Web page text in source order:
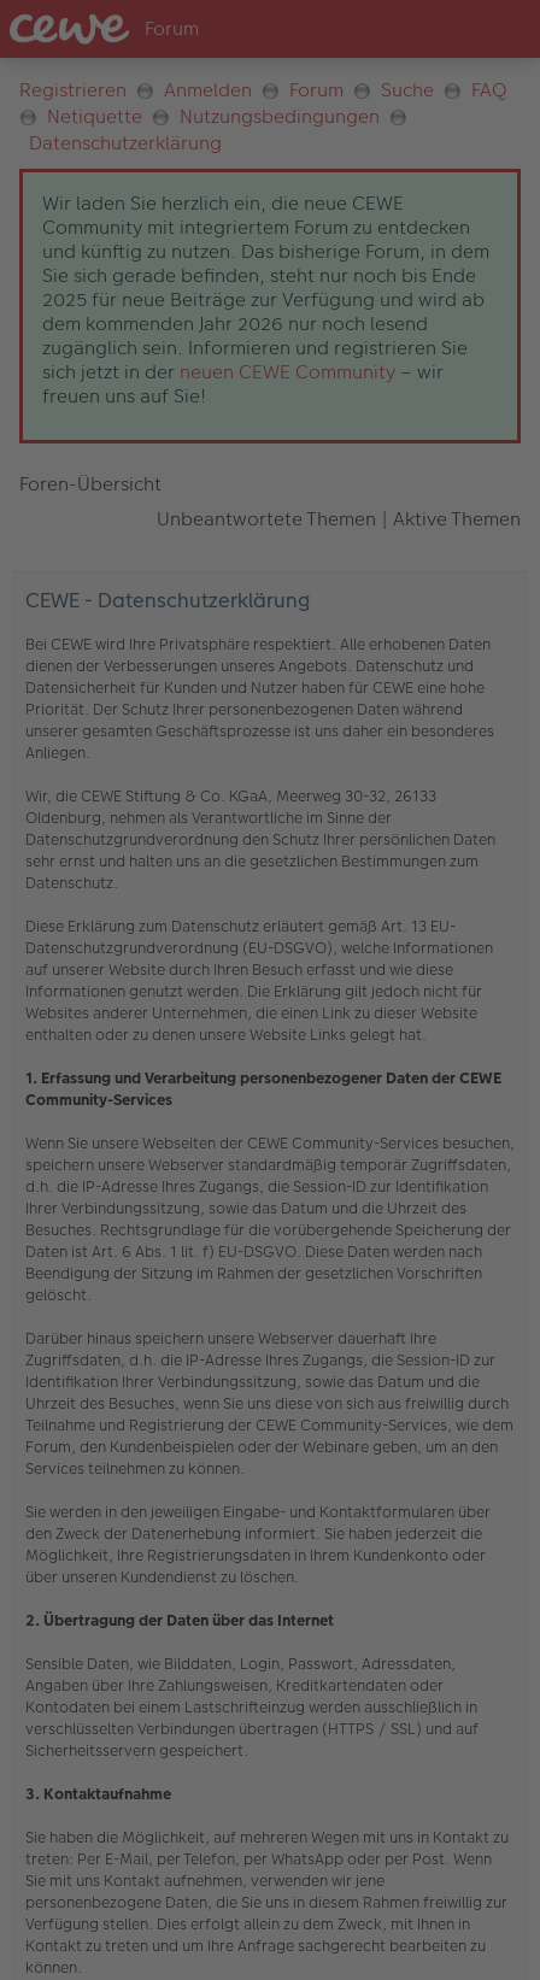
Registrieren Anmelden Forum Suche
FAQ
Netiquette
Nutzungsbedingungen
Datenschutzerklärung
Wir laden Sie herzlich ein, die neue CEWE
Community mit integriertem Forum zu entdecken
und künftig zu nutzen. Das bisherige Forum, in dem
Sie sich gerade befinden, steht nur noch bis Ende
2025 für neue Beiträge zur Verfügung und wird ab
dem kommenden Jahr 2026 nur noch lesend
zugänglich sein. Informieren und registrieren Sie
sich jetzt in der neuen CEWE Community – wir
freuen uns auf Sie!
Foren-Übersicht
Unbeantwortete Themen | Aktive Themen
CEWE - Datenschutzerklärung
Bei CEWE wird Ihre Privatsphäre respektiert. Alle erhobenen Daten
dienen der Verbesserungen unseres Angebots. Datenschutz und
Datensicherheit für Kunden und Nutzer haben für CEWE eine hohe
Priorität. Der Schutz Ihrer personenbezogenen Daten während
unserer gesamten Geschäftsprozesse ist uns daher ein besonderes
Anliegen.
Wir, die CEWE Stiftung & Co. KGaA, Meerweg 30-32, 26133
Oldenburg, nehmen als Verantwortliche im Sinne der
Datenschutzgrundverordnung den Schutz Ihrer persönlichen Daten
sehr ernst und halten uns an die gesetzlichen Bestimmungen zum
Datenschutz.
Diese Erklärung zum Datenschutz erläutert gemäß Art. 13 EU-
Datenschutzgrundverordnung (EU-DSGVO), welche Informationen
auf unserer Website durch Ihren Besuch erfasst und wie diese
Informationen genutzt werden. Die Erklärung gilt jedoch nicht für
Websites anderer Unternehmen, die einen Link zu dieser Website
enthalten oder zu denen unsere Website Links gelegt hat.
1. Erfassung und Verarbeitung personenbezogener Daten der CEWE
Community-Services
Wenn Sie unsere Webseiten der CEWE Community-Services besuchen,
speichern unsere Webserver standardmäßig temporär Zugriffsdaten,
d.h. die IP-Adresse Ihres Zugangs, die Session-ID zur Identifikation
Ihrer Verbindungssitzung, sowie das Datum und die Uhrzeit des
Besuches. Rechtsgrundlage für die vorübergehende Speicherung der
Daten ist Art. 6 Abs. 1 lit. f) EU-DSGVO. Diese Daten werden nach
Beendigung der Sitzung im Rahmen der gesetzlichen Vorschriften
gelöscht.
Darüber hinaus speichern unsere Webserver dauerhaft Ihre
Zugriffsdaten, d.h. die IP-Adresse Ihres Zugangs, die Session-ID zur
Identifikation Ihrer Verbindungssitzung, sowie das Datum und die
Uhrzeit des Besuches, wenn Sie uns diese von sich aus freiwillig durch
Teilnahme und Registrierung der CEWE Community-Services, wie dem
Forum, den Kundenbeispielen oder der Webinare geben, um an den
Services teilnehmen zu können.
Sie werden in den jeweiligen Eingabe- und Kontaktformularen über
den Zweck der Datenerhebung informiert. Sie haben jederzeit die
Möglichkeit, Ihre Registrierungsdaten in Ihrem Kundenkonto oder
über unseren Kundendienst zu löschen.
2. Übertragung der Daten über das Internet
Sensible Daten, wie Bilddaten, Login, Passwort, Adressdaten,
Angaben über Ihre Zahlungsweisen, Kreditkartendaten oder
Kontodaten bei einem Lastschrifteinzug werden ausschließlich in
verschlüsselten Verbindungen übertragen (HTTPS / SSL) und auf
Sicherheitsservern gespeichert.
3. Kontaktaufnahme
Sie haben die Möglichkeit, auf mehreren Wegen mit uns in Kontakt zu
treten: Per E-Mail, per Telefon, per WhatsApp oder per Post. Wenn
Sie mit uns Kontakt aufnehmen, verwenden wir jene
personenbezogene Daten, die Sie uns in diesem Rahmen freiwillig zur
Verfügung stellen. Dies erfolgt allein zu dem Zweck, mit Ihnen in
Kontakt zu treten und um Ihre Anfrage sachgerecht bearbeiten zu
können.